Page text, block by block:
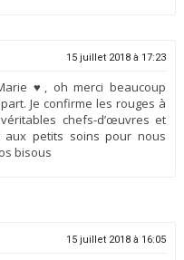
15 juillet 2018 à 17:23
♥, oh merci beaucoup
Je confirme les rouges à
chefs-d’œuvres et
petits soins pour nous
bisous
15 juillet 2018 à 16:05